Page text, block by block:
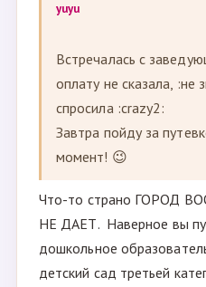
yuyu
Встречалась с
оплату не сказала, :не
спросила :crazy2:
Завтра пойду за
момент! 😉
Что-то страно ГОРОД
НЕ ДАЕТ. Наверное вы
дошкольное
детский сад третьей